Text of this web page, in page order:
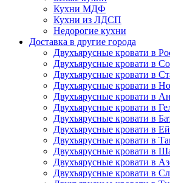
Кухни МДФ
Кухни из ЛДСП
Недорогие кухни
Доставка в другие города
Двухъярусные кровати в
Двухъярусные кровати в
Двухъярусные кровати в
Двухъярусные кровати в
Двухъярусные кровати в
Двухъярусные кровати в
Двухъярусные кровати в
Двухъярусные кровати в
Двухъярусные кровати в
Двухъярусные кровати в
Двухъярусные кровати в
Двухъярусные кровати в